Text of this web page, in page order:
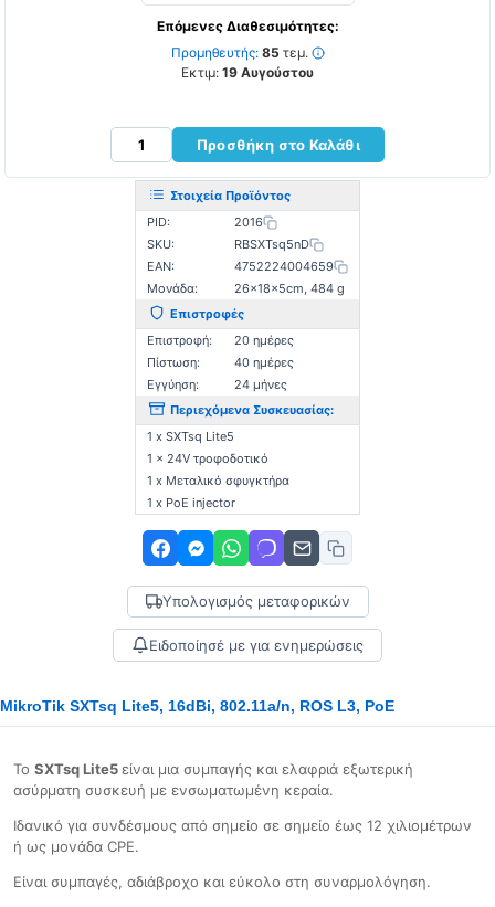
Επόμενες Διαθεσιμότητες:
Προμηθευτής: 85 τεμ.
Εκτιμ: 19 Αυγούστου
Προσθήκη στο Καλάθι
Στοιχεία Προϊόντος
PID:
2016
SKU:
RBSXTsq5nD
EAN:
4752224004659
Μονάδα:
26×18×5cm, 484 g
Επιστροφές
Επιστροφή:
20 ημέρες
Πίστωση:
40 ημέρες
Εγγύηση:
24 μήνες
Περιεχόμενα Συσκευασίας:
1 x SXTsq Lite5
1 x 24V τροφοδοτικό
1 x Μεταλικό σφυγκτήρα
1 x PoE injector
Υπολογισμός μεταφορικών
Ειδοποίησέ με για ενημερώσεις
MikroTik SXTsq Lite5, 16dBi, 802.11a/n, ROS L3, PoE
Το SXTsq Lite5είναι μια συμπαγής και ελαφριά εξωτερική
ασύρματη συσκευή με ενσωματωμένη κεραία.
Ιδανικό για συνδέσμους από σημείο σε σημείο έως 12 χιλιομέτρων
ή ως μονάδα CPE.
Είναι συμπαγές, αδιάβροχο και εύκολο στη συναρμολόγηση.